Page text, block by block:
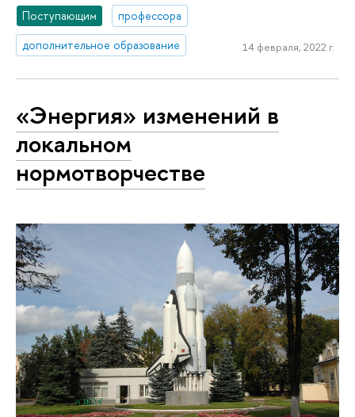
Поступающим
профессора
дополнительное образование
14 февраля, 2022 г.
«Энергия» изменений в
локальном
нормотворчестве